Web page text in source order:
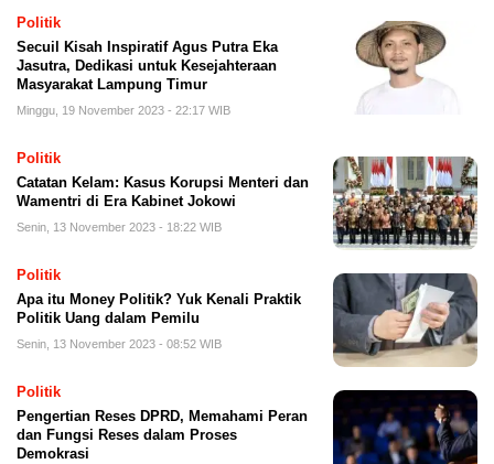
Politik
Secuil Kisah Inspiratif Agus Putra Eka
Jasutra, Dedikasi untuk Kesejahteraan
Masyarakat Lampung Timur
Minggu, 19 November 2023 - 22:17 WIB
Politik
Catatan Kelam: Kasus Korupsi Menteri dan
Wamentri di Era Kabinet Jokowi
Senin, 13 November 2023 - 18:22 WIB
Politik
Apa itu Money Politik? Yuk Kenali Praktik
Politik Uang dalam Pemilu
Senin, 13 November 2023 - 08:52 WIB
Politik
Pengertian Reses DPRD, Memahami Peran
dan Fungsi Reses dalam Proses
Demokrasi